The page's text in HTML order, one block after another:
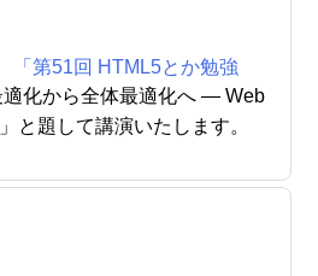
「第51回 HTML5とか勉強
適化から全体最適化へ — Web
と題して講演いたします。